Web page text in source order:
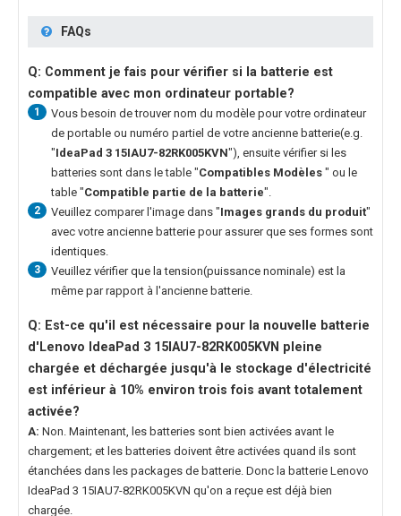
FAQs
Q: Comment je fais pour vérifier si la batterie est
compatible avec mon ordinateur portable?
1
Vous besoin de trouver nom du modèle pour votre ordinateur
de portable ou numéro partiel de votre ancienne batterie(e.g.
"IdeaPad 3 15IAU7-82RK005KVN"), ensuite vérifier si les
batteries sont dans le table "Compatibles Modèles " ou le
table "Compatible partie de la batterie".
2 Veuillez comparer l'image dans "Images grands du produit"
avec votre ancienne batterie pour assurer que ses formes sont
identiques.
3
Veuillez vérifier que la tension(puissance nominale) est la
même par rapport à l'ancienne batterie.
Q: Est-ce qu'il est nécessaire pour la nouvelle batterie
d'Lenovo IdeaPad 3 15IAU7-82RK005KVN pleine
chargée et déchargée jusqu'à le stockage d'électricité
est inférieur à 10% environ trois fois avant totalement
activée?
A: Non. Maintenant, les batteries sont bien activées avant le
chargement; et les batteries doivent être activées quand ils sont
étanchées dans les packages de batterie. Donc la batterie Lenovo
IdeaPad 3 15IAU7-82RK005KVN qu'on a reçue est déjà bien
chargée.